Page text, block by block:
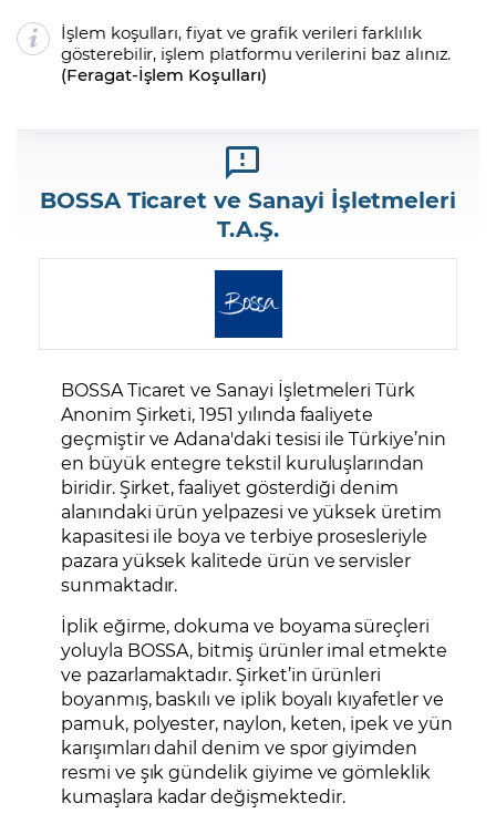
İşlem koşulları, fiyat ve grafik verileri farklılık
gösterebilir, işlem platformu verilerini baz alınız.
(Feragat-İşlem Koşulları)
BOSSA Ticaret ve Sanayi İşletmeleri
T.A.Ş.
BOSSA Ticaret ve Sanayi İşletmeleri Türk
Anonim Şirketi, 1951 yılında faaliyete
geçmiştir ve Adana'daki tesisi ile Türkiye’nin
en büyük entegre tekstil kuruluşlarından
biridir. Şirket, faaliyet gösterdiği denim
alanındaki ürün yelpazesi ve yüksek üretim
kapasitesi ile boya ve terbiye prosesleriyle
pazara yüksek kalitede ürün ve servisler
sunmaktadır.
İplik eğirme, dokuma ve boyama süreçleri
yoluyla BOSSA, bitmiş ürünler imal etmekte
ve pazarlamaktadır. Şirket’in ürünleri
boyanmış, baskılı ve iplik boyalı kıyafetler ve
pamuk, polyester, naylon, keten, ipek ve yün
karışımları dahil denim ve spor giyimden
resmi ve şık gündelik giyime ve gömleklik
kumaşlara kadar değişmektedir.